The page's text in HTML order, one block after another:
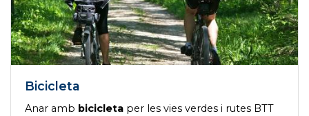
Bicicleta
Anar amb bicicleta per les vies verdes i rutes BTT